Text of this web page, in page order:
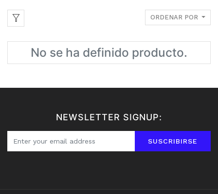
ORDENAR POR
No se ha definido producto.
NEWSLETTER SIGNUP:
SUSCRIBIRSE